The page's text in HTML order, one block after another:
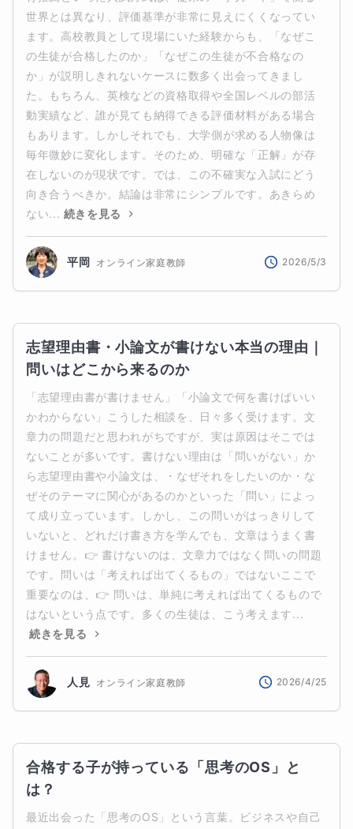
世界とは異なり、評価基準が非常に見えにくくなってい
ます。高校教員として現場にいた経験からも、「なぜこ
の生徒が合格したのか」「なぜこの生徒が不合格なの
か」が説明しきれないケースに数多く出会ってきまし
た。もちろん、英検などの資格取得や全国レベルの部活
動実績など、誰が見ても納得できる評価材料がある場合
もあります。しかしそれでも、大学側が求める人物像は
毎年微妙に変化します。そのため、明確な「正解」が存
在しないのが現状です。では、この不確実な入試にどう
向き合うべきか。結論は非常にシンプルです。あきらめ
ない... 続きを見る
平岡 オンライン家庭教師 2026/5/3
志望理由書・小論文が書けない本当の理由｜
問いはどこから来るのか
「志望理由書が書けません」「小論文で何を書けばいい
かわからない」こうした相談を、日々多く受けます。文
章力の問題だと思われがちですが、実は原因はそこでは
ないことが多いです。書けない理由は「問いがない」か
ら志望理由書や小論文は、・なぜそれをしたいのか・な
ぜそのテーマに関心があるのかといった「問い」によっ
て成り立っています。しかし、この問いがはっきりして
いないと、どれだけ書き方を学んでも、文章はうまく書
けません。👉 書けないのは、文章力ではなく問いの問題
です。問いは「考えれば出てくるもの」ではないここで
重要なのは、👉 問いは、単純に考えれば出てくるもので
はないという点です。多くの生徒は、こう考えます...
続きを見る
人見 オンライン家庭教師 2026/4/25
合格する子が持っている「思考のOS」と
は？
最近出会った「思考のOS」という言葉。ビジネスや自己